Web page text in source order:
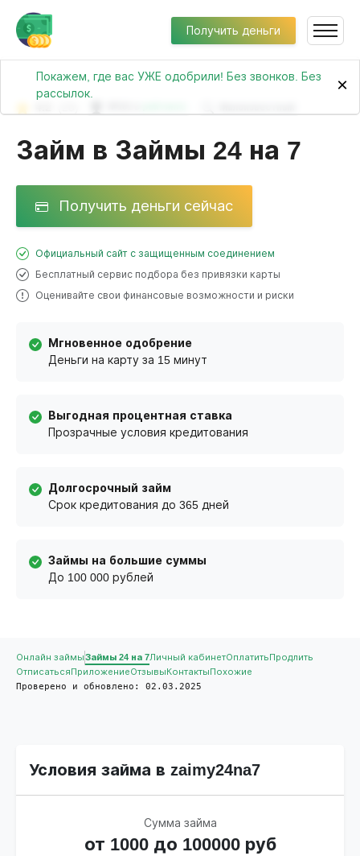
Получить деньги
Покажем, где вас УЖЕ одобрили! Без звонков. Без
рассылок.
×
Займ в Займы 24 на 7
Получить деньги сейчас
Официальный сайт с защищенным соединением
Бесплатный сервис подбора без привязки карты
Оценивайте свои финансовые возможности и риски
Мгновенное одобрение
Деньги на карту за 15 минут
Выгодная процентная ставка
Прозрачные условия кредитования
Долгосрочный займ
Срок кредитования до 365 дней
Займы на большие суммы
До 100 000 рублей
Онлайн займыЗаймы 24 на 7Личный кабинетОплатить Продлить
Отписаться ПриложениеОтзывы Контакты Похожие
Проверено и обновлено: 02.03.2025
Условия займа в zaimy24na7
Сумма займа
от 1000 до 100000 руб